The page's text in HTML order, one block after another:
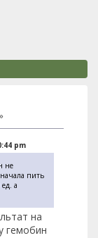
pm
не
пить
а
на
гемобин